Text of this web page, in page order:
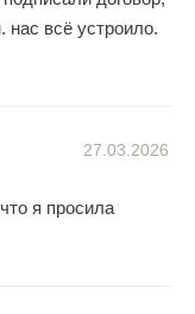
всё устроило.
27.03.2026
я просила